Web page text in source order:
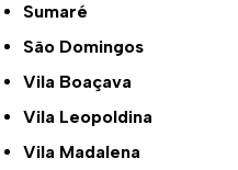
Sumaré
São Domingos
Vila Boaçava
Vila Leopoldina
Vila Madalena